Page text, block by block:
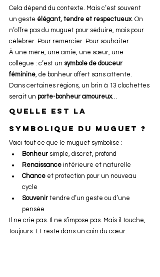
Cela dépend du contexte. Mais c’est souvent
un geste élégant, tendre et respectueux. On
n’offre pas du muguet pour séduire, mais pour
célébrer. Pour remercier. Pour souhaiter.
À une mère, une amie, une sœur, une
collègue : c’est un symbole de douceur
féminine, de bonheur offert sans attente.
Dans certaines régions, un brin à 13 clochettes
serait un porte-bonheur amoureux…
Quelle est la
symbolique du muguet ?
Voici tout ce que le muguet symbolise :
Bonheur simple, discret, profond
Renaissance intérieure et naturelle
Chance et protection pour un nouveau
cycle
Souvenir tendre d’un geste ou d’une
pensée
Il ne crie pas. Il ne s’impose pas. Mais il touche,
toujours. Et reste dans un coin du cœur.